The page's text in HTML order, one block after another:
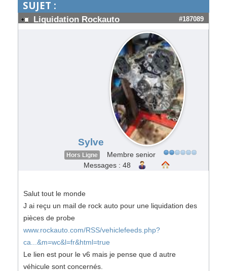
SUJET :
Liquidation Rockauto #187089
Sylve
Hors Ligne
Membre senior
Messages : 48
Salut tout le monde
J ai reçu un mail de rock auto pour une liquidation des
pièces de probe
www.rockauto.com/RSS/vehiclefeeds.php?
ca...&m=wc&l=fr&html=true
Le lien est pour le v6 mais je pense que d autre
véhicule sont concernés.